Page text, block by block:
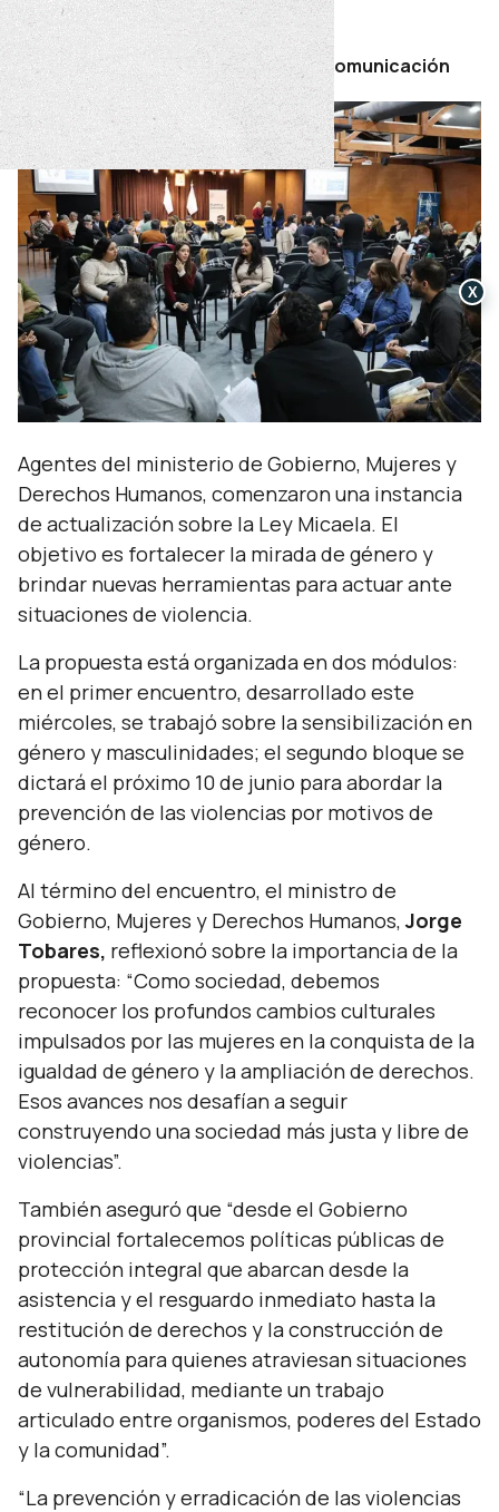
jueves 04 de junio de 2026
Por Secretaría de Prensa y Comunicación
Agentes del ministerio de Gobierno, Mujeres y
Derechos Humanos, comenzaron una instancia
de actualización sobre la Ley Micaela. El
objetivo es fortalecer la mirada de género y
brindar nuevas herramientas para actuar ante
situaciones de violencia.
La propuesta está organizada en dos módulos:
en el primer encuentro, desarrollado este
miércoles, se trabajó sobre la sensibilización en
género y masculinidades; el segundo bloque se
dictará el próximo 10 de junio para abordar la
prevención de las violencias por motivos de
género.
Al término del encuentro, el ministro de
Gobierno, Mujeres y Derechos Humanos,Jorge
Tobares, reflexionó sobre la importancia de la
propuesta: “Como sociedad, debemos
reconocer los profundos cambios culturales
impulsados por las mujeres en la conquista de la
igualdad de género y la ampliación de derechos.
Esos avances nos desafían a seguir
construyendo una sociedad más justa y libre de
violencias”.
También aseguró que “desde el Gobierno
provincial fortalecemos políticas públicas de
protección integral que abarcan desde la
asistencia y el resguardo inmediato hasta la
restitución de derechos y la construcción de
autonomía para quienes atraviesan situaciones
de vulnerabilidad, mediante un trabajo
articulado entre organismos, poderes del Estado
y la comunidad”.
“La prevención y erradicación de las violencias
X